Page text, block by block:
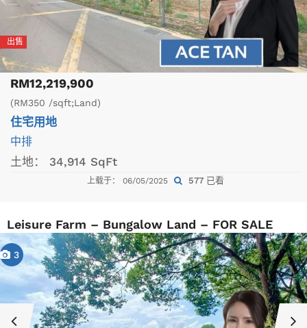
出售
RM12,219,900
(RM350 /sqft;Land)
住宅用地
中排
土地： 34,914 SqFt
上载于： 06/05/2025 577 已看
Leisure Farm – Bungalow Land – FOR SALE
3